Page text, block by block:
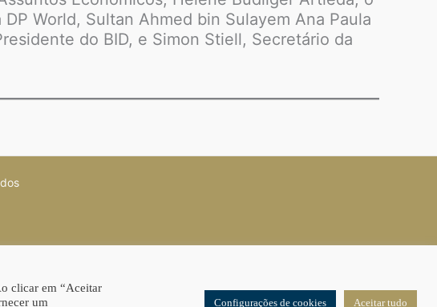
World, Sultan Ahmed bin Sulayem Ana Paula
do BID, e Simon Stiell, Secretário da
clicar em “Aceitar
um
Configurações de cookies Aceitar tudo